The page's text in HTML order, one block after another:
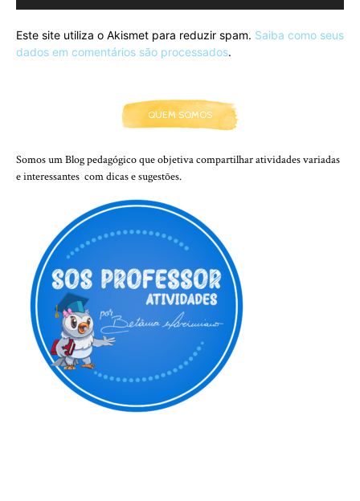
Este site utiliza o Akismet para reduzir spam. Saiba como seus
dados em comentários são processados.
QUEM SOMOS
Somos um Blog pedagógico que objetiva compartilhar atividades variadas
e interessantes com dicas e sugestões.